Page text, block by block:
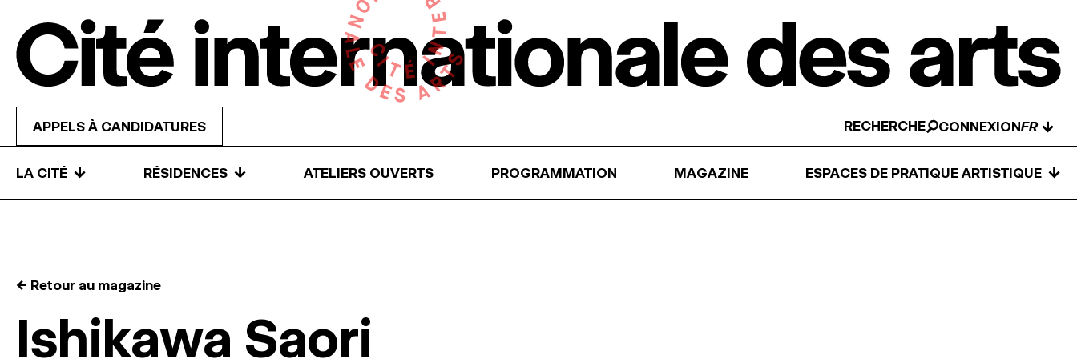
APPELS À CANDIDATURES RECHERCHE CONNEXION ↓
LA CITÉ ↓ RÉSIDENCES ↓ ATELIERS OUVERTS PROGRAMMATION MAGAZINE ESPACES DE PRATIQUE ARTISTIQUE ↓
← Retour au magazine
Ishikawa Saori